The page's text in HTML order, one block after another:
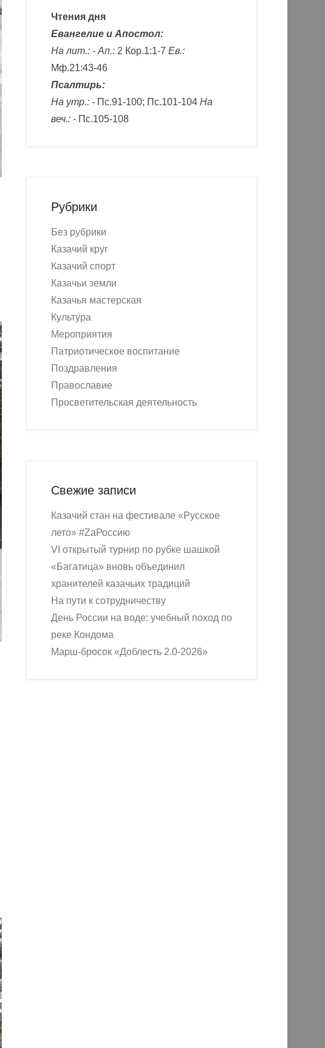
Чтения дня
Евангелие и Апостол:
На лит.: - Ап.: 2 Кор.1:1-7 Ев.:
Мф.21:43-46
Псалтирь:
На утр.: - Пс.91-100; Пс.101-104 На
веч.: - Пс.105-108
Рубрики
Без рубрики
Казачий круг
Казачий спорт
Казачьи земли
Казачья мастерская
Культура
Мероприятия
Патриотическое воспитание
Поздравления
Православие
Просветительская деятельность
Свежие записи
Казачий стан на фестивале «Русское
лето» #ZaРоссию
VI открытый турнир по рубке шашкой
«Багатица» вновь объединил
хранителей казачьих традиций
На пути к сотрудничеству
День России на воде: учебный поход по
реке Кондома
Марш-бросок «Доблесть 2.0-2026»